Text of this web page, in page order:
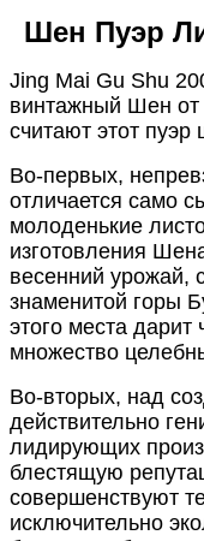
Шен Пуэр
Jing Mai Gu Shu
винтажный Шен
считают этот пуэр
Во-первых,
отличается само
молоденькие
изготовления
весенний урожай,
знаменитой горы
этого места
множество
Во-вторых, над
действительно
лидирующих
блестящую
совершенствуют
исключительно